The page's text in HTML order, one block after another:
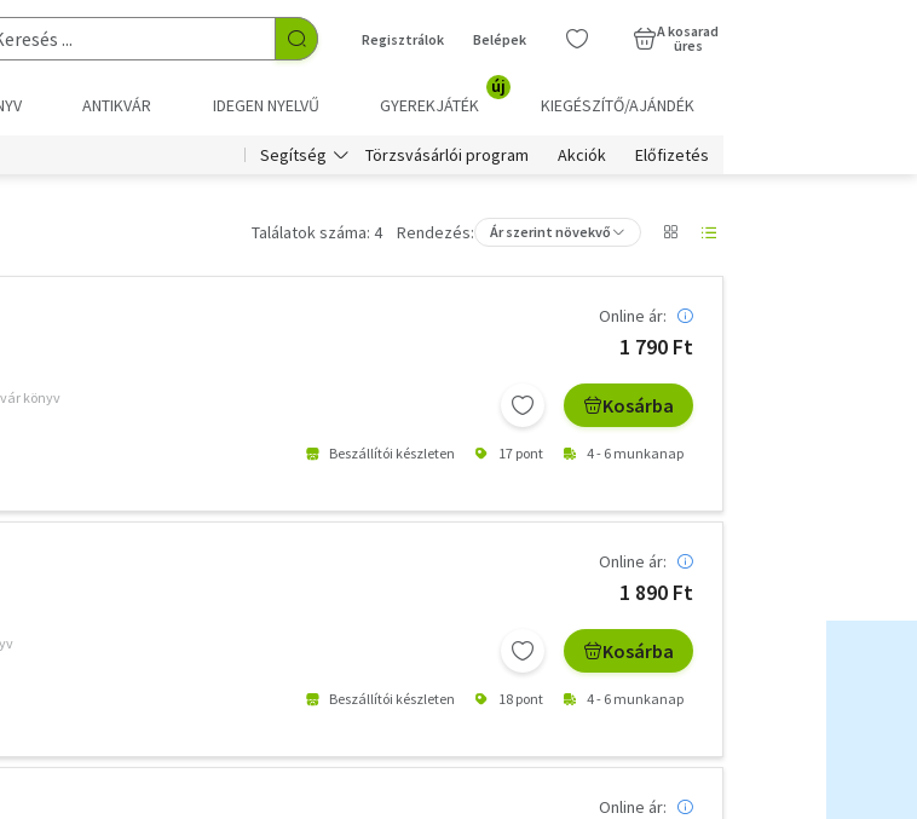
Regisztrálok Belépek
A kosarad
üres
ANTIKVÁR IDEGEN NYELVŰ GYEREKJÁTÉK
új
KIEGÉSZÍTŐ/AJÁNDÉK
Segítség Törzsvásárlói program Akciók Előfizetés
Találatok száma: 4 Rendezés: Ár szerint növekvő
könyv
Online ár:
1 790 Ft
Kosárba
Beszállítói készleten 17 pont 4 - 6 munkanap
Online ár:
1 890 Ft
Kosárba
Beszállítói készleten 18 pont 4 - 6 munkanap
Online ár: